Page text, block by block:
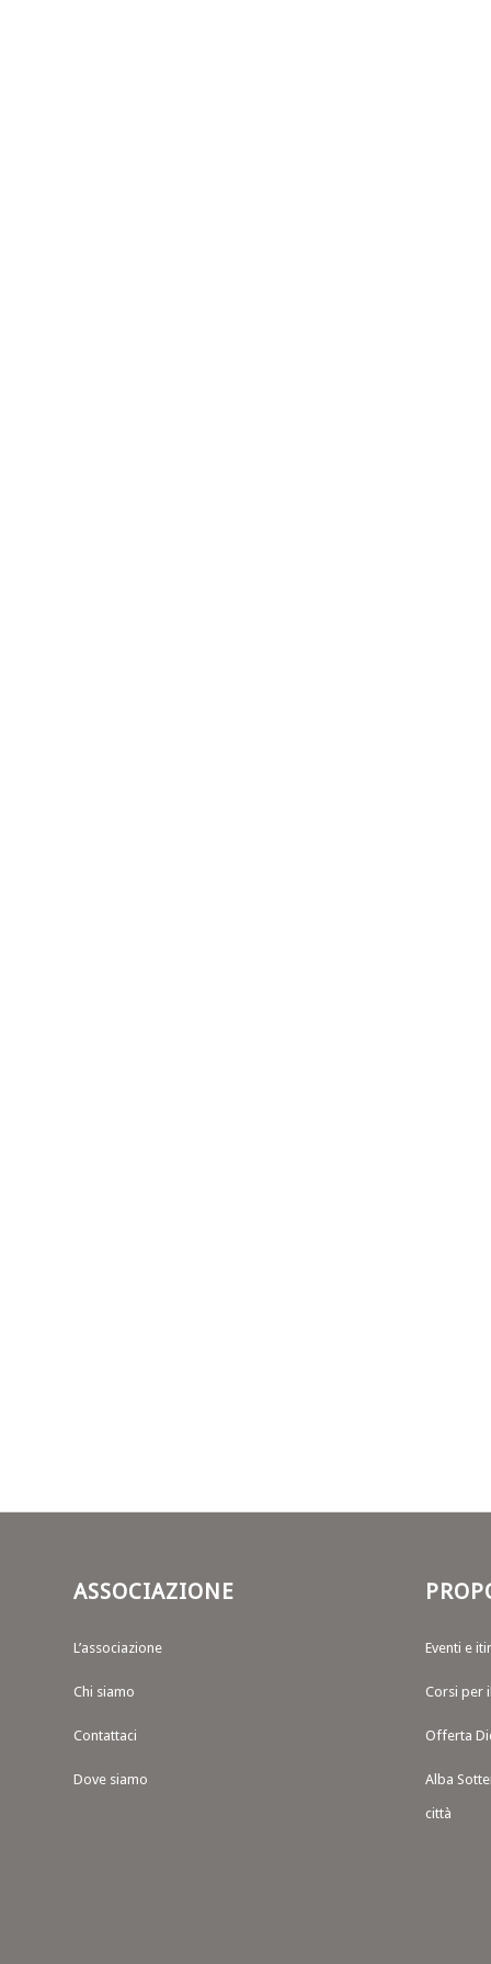
ASSOCIAZIONE
L’associazione
Chi siamo
Contattaci
Dove siamo
Eventi e
Corsi per
Offerta
Alba
città